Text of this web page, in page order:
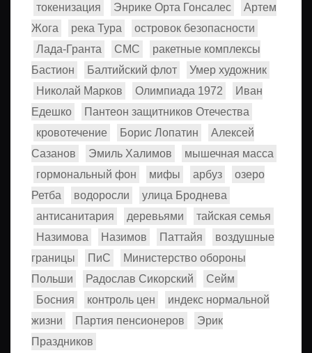
токенизация
Энрике Орта Гонсалес
Артем
Жога
река Тура
островок безопасности
Лада-Гранта
СМС
ракетные комплексы
Бастион
Балтийский флот
Умер художник
Николай Марков
Олимпиада 1972
Иван
Едешко
Пантеон защитников Отечества
кровотечение
Борис Лопатин
Алексей
Сазанов
Эмиль Халимов
мышечная масса
гормональный фон
мифы арбуз
озеро
Ретба
водоросли
улица Броднева
антисанитария
деревьями
тайская семья
Назимова
Назимов Паттайя
воздушные
границы
ПиС
Министерство обороны
Польши
Радослав Сикорский
Сейм
Босния
контроль цен
индекс нормальной
жизни
Партия пенсионеров
Эрик
Праздников